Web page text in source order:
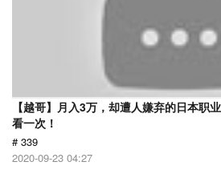
【越哥】月入3万，却遭人嫌弃的日本职
看一次！
# 339
2020-09-23 04:27